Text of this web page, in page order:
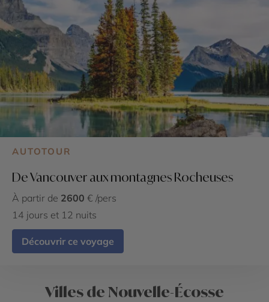
AUTOTOUR
De Vancouver aux montagnes Rocheuses
À partir de 2600 € /pers
14 jours et 12 nuits
Découvrir ce voyage
Villes de Nouvelle-Écosse